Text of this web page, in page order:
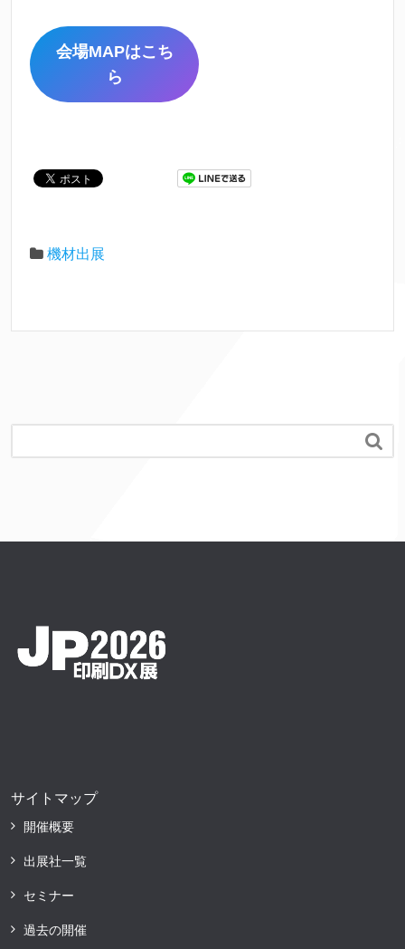
会場MAPはこち
ら
機材出展

サイトマップ
開催概要
出展社一覧
セミナー
過去の開催